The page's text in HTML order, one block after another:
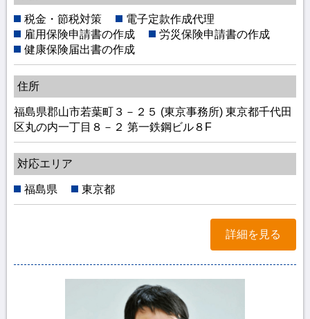
税金・節税対策
電子定款作成代理
雇用保険申請書の作成
労災保険申請書の作成
健康保険届出書の作成
住所
福島県郡山市若葉町３－２５ (東京事務所) 東京都千代田
区丸の内一丁目８－２ 第一鉄鋼ビル８F
対応エリア
福島県 東京都
詳細を見る